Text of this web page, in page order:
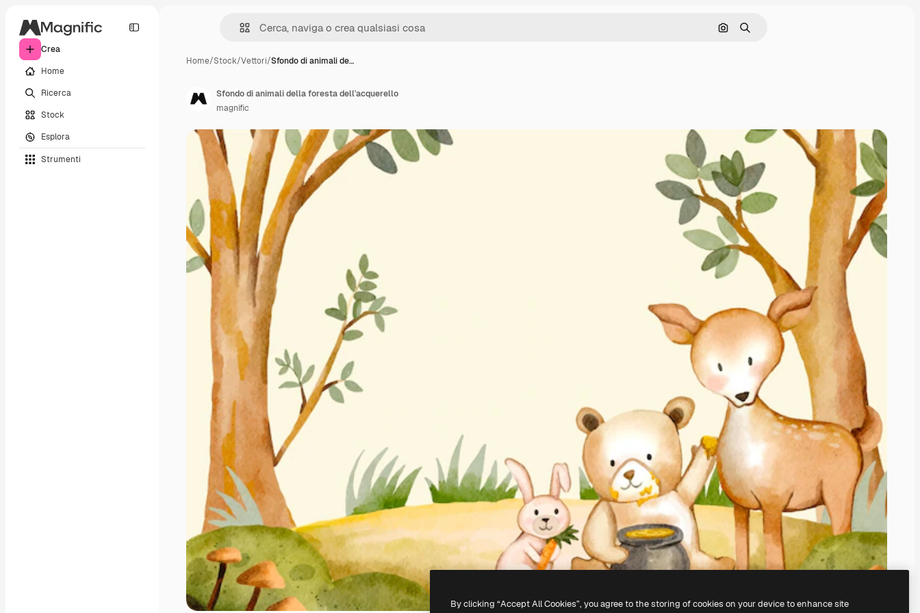
Crea
Home
Ricerca
Stock
Esplora
Strumenti
Cerca per immagine
Ricerca
Home/Stock/Vettori/Sfondo di animali de…
Sfondo di animali della foresta dell'acquerello
magnific
By clicking “Accept All Cookies”, you agree to the storing of cookies on your device to enhance site